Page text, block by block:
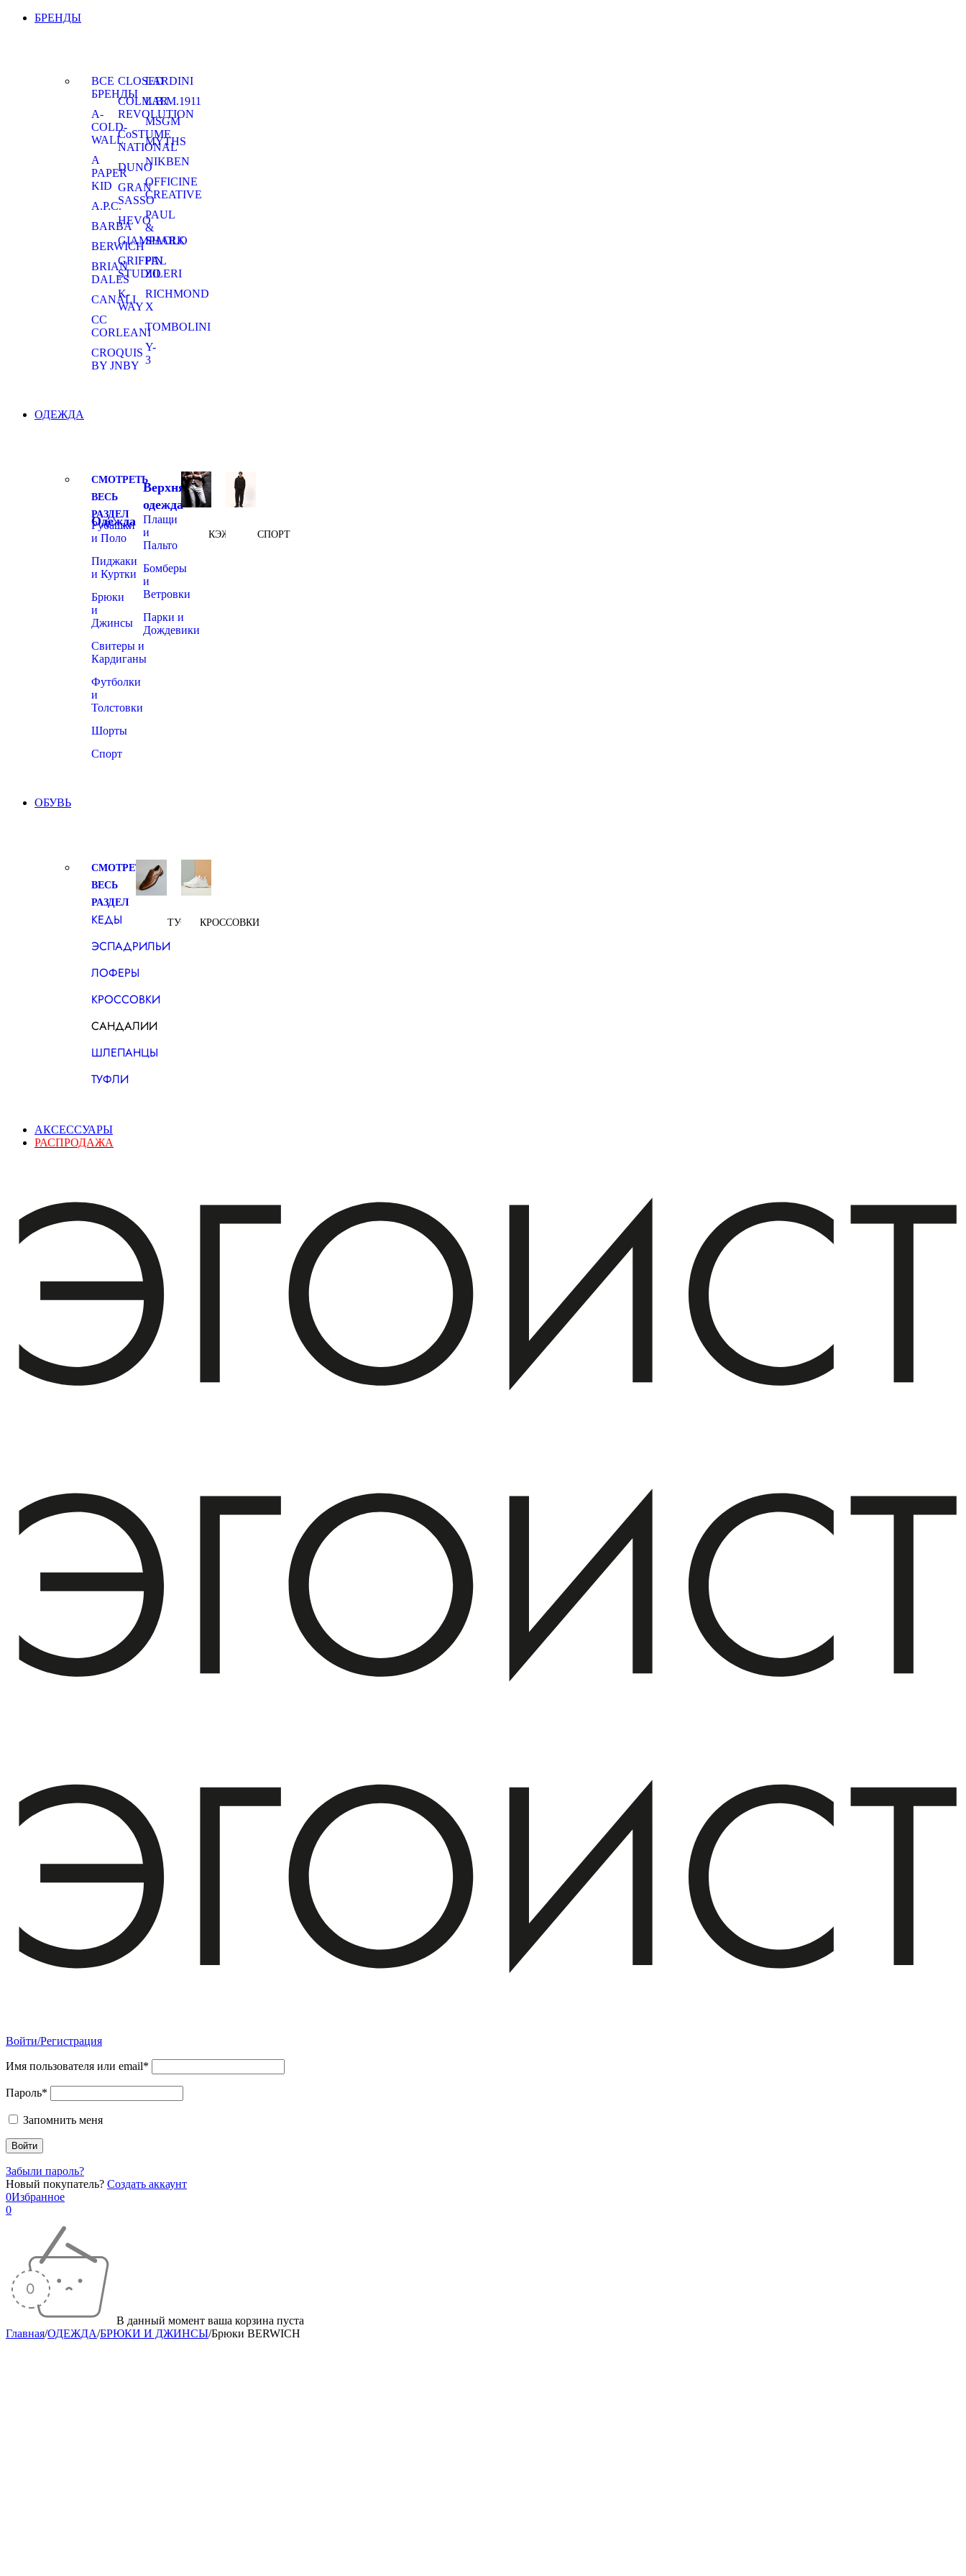
БРЕНДЫ
ВСЕ
БРЕНДЫ
A-
COLD-
WALL
A
PAPER
KID
A.P.C.
BARBA
BERWICH
BRIAN
DALES
CANALI
CC
CORLEANI
CROQUIS
BY JNBY
CLOSED
COLMAR
REVOLUTION
CoSTUME
NATIONAL
DUNO
GRAN
SASSO
HEVO
GIAMPAOLO
GRIFFIN
STUDIO
K-
WAY
LARDINI
L.B.M.1911
MSGM
MYTHS
NIKBEN
OFFICINE
CREATIVE
PAUL
&
SHARK
PAL
ZILERI
RICHMOND
X
TOMBOLINI
Y-
3
ОДЕЖДА
СМОТРЕТЬ
ВЕСЬ
РАЗДЕЛ
Одежда
Рубашки
и Поло
Пиджаки
и Куртки
Брюки
и
Джинсы
Свитеры и
Кардиганы
Футболки
и
Толстовки
Шорты
Спорт
Верхняя
одежда
Плащи
и
Пальто
Бомберы
и
Ветровки
Парки и
Дождевики
КЭЖУАЛ СПОРТ
ОБУВЬ
СМОТРЕТЬ
ВЕСЬ
РАЗДЕЛ
КЕДЫ
ЭСПАДРИЛЬИ
ЛОФЕРЫ
КРОССОВКИ
САНДАЛИИ
ШЛЕПАНЦЫ
ТУФЛИ
ТУФЛИКРОССОВКИ
АКСЕССУАРЫ
РАСПРОДАЖА
Войти/Регистрация
Имя пользователя или email*
Пароль*
Запомнить меня
Забыли пароль?
Новый покупатель? Создать аккаунт
0Избранное
0
В данный момент ваша корзина пуста
Главная/ОДЕЖДА/БРЮКИ И ДЖИНСЫ/Брюки BERWICH